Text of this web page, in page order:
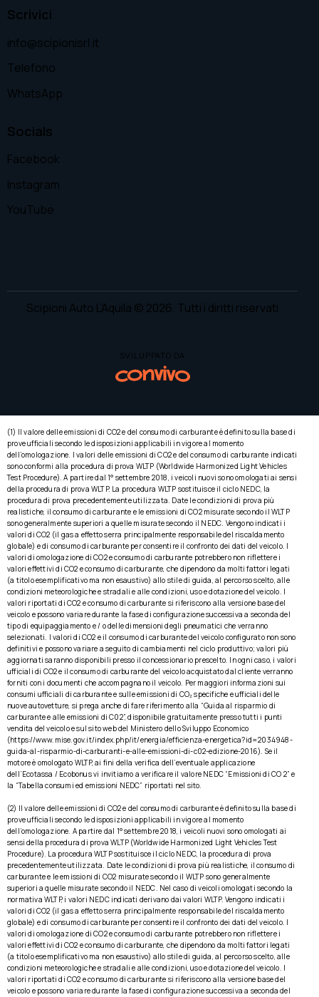
Scrivici
info@scipionisrl.it
Telefono
WhatsApp
Socials
Facebook
Instagram
YouTube
Scipioni Auto L’Aquila © 2026. Tutti i diritti riservati
SVILUPPATO DA
(1) Il valore delle emissioni di CO2 e del consumo di carburante è definito sulla base di
prove ufficiali secondo le disposizioni applicabili in vigore al momento
dell’omologazione. I valori delle emissioni di CO2 e del consumo di carburante indicati
sono conformi alla procedura di prova WLTP (Worldwide Harmonized Light Vehicles
Test Procedure). A partire dal 1° settembre 2018, i veicoli nuovi sono omologati ai sensi
della procedura di prova WLTP. La procedura WLTP sostituisce il ciclo NEDC, la
procedura di prova precedentemente utilizzata. Date le condizioni di prova più
realistiche, il consumo di carburante e le emissioni di CO2 misurate secondo il WLTP
sono generalmente superiori a quelle misurate secondo il NEDC. Vengono indicati i
valori di CO2 (il gas a effetto serra principalmente responsabile del riscaldamento
globale) e di consumo di carburante per consentire il confronto dei dati del veicolo. I
valori di omologazione di CO2 e consumo di carburante potrebbero non riflettere i
valori effettivi di CO2 e consumo di carburante, che dipendono da molti fattori legati
(a titolo esemplificativo ma non esaustivo) allo stile di guida, al percorso scelto, alle
condizioni meteorologiche e stradali e alle condizioni, uso e dotazione del veicolo. I
valori riportati di CO2 e consumo di carburante si riferiscono alla versione base del
veicolo e possono variare durante la fase di configurazione successiva a seconda del
tipo di equipaggiamento e / o delle dimensioni degli pneumatici che verranno
selezionati. I valori di CO2 e il consumo di carburante del veicolo configurato non sono
definitivi e possono variare a seguito di cambiamenti nel ciclo produttivo; valori più
aggiornati saranno disponibili presso il concessionario prescelto. In ogni caso, i valori
ufficiali di CO2 e il consumo di carburante del veicolo acquistato dal cliente verranno
forniti con i documenti che accompagnano il veicolo. Per maggiori informazioni sui
consumi ufficiali di carburante e sulle emissioni di CO₂ specifiche e ufficiali delle
nuove autovetture, si prega anche di fare riferimento alla “Guida al risparmio di
carburante e alle emissioni di C02”, disponibile gratuitamente presso tutti i punti
vendita del veicolo e sul sito web del Ministero dello Sviluppo Economico
(https://www.mise.gov.it/index.php/it/energia/efficienza-energetica?id=2034948-
guida-al-risparmio-di-carburanti-e-alle-emissioni-di-c02-edizione-2016). Se il
motore è omologato WLTP, ai fini della verifica dell’eventuale applicazione
dell’Ecotassa / Ecobonus vi invitiamo a verificare il valore NEDC “Emissioni di CO 2” e
la “Tabella consumi ed emissioni NEDC” riportati nel sito.
(2) Il valore delle emissioni di CO2 e del consumo di carburante è definito sulla base di
prove ufficiali secondo le disposizioni applicabili in vigore al momento
dell’omologazione. A partire dal 1° settembre 2018, i veicoli nuovi sono omologati ai
sensi della procedura di prova WLTP (Worldwide Harmonized Light Vehicles Test
Procedure). La procedura WLTP sostituisce il ciclo NEDC, la procedura di prova
precedentemente utilizzata. Date le condizioni di prova più realistiche, il consumo di
carburante e le emissioni di CO2 misurate secondo il WLTP sono generalmente
superiori a quelle misurate secondo il NEDC. Nel caso di veicoli omologati secondo la
normativa WLTP, i valori NEDC indicati derivano dai valori WLTP. Vengono indicati i
valori di CO2 (il gas a effetto serra principalmente responsabile del riscaldamento
globale) e di consumo di carburante per consentire il confronto dei dati del veicolo. I
valori di omologazione di CO2 e consumo di carburante potrebbero non riflettere i
valori effettivi di CO2 e consumo di carburante, che dipendono da molti fattori legati
(a titolo esemplificativo ma non esaustivo) allo stile di guida, al percorso scelto, alle
condizioni meteorologiche e stradali e alle condizioni, uso e dotazione del veicolo. I
valori riportati di CO2 e consumo di carburante si riferiscono alla versione base del
veicolo e possono variare durante la fase di configurazione successiva a seconda del